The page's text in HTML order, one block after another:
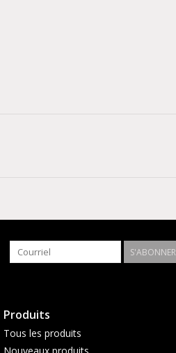
S'ABONNER
Produits
Tous les produits
Nouveaux produits